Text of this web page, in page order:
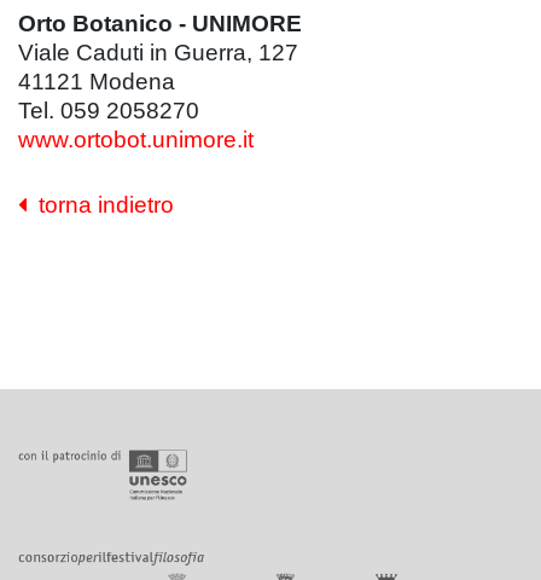
Orto Botanico - UNIMORE
Viale Caduti in Guerra, 127
41121 Modena
Tel. 059 2058270
www.ortobot.unimore.it
torna indietro